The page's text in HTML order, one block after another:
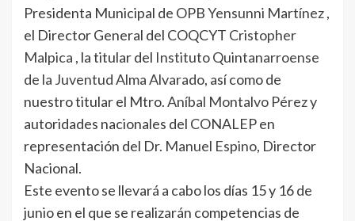
Presidenta Municipal de OPBYensunni Martínez,
el Director General del COQCYT Cristopher
Malpica , la titular del Instituto Quintanarroense
de la JuventudAlma Alvarado, así como de
nuestro titular el Mtro.Aníbal Montalvo Pérezy
autoridades nacionales del CONALEP en
representación del Dr. Manuel Espino, Director
Nacional.
Este evento se llevará a cabo los días 15 y 16 de
junio en el que se realizarán competencias de